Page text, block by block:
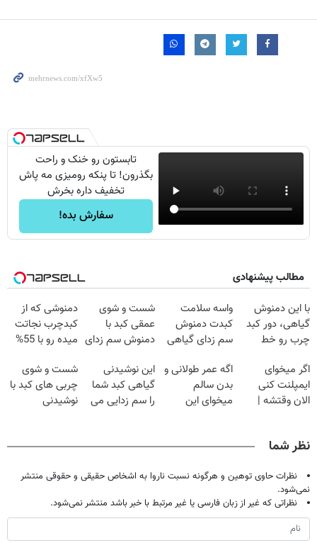
تابستون رو خنک و راحت
بگذرون! تا پنکه رومیزی مه پاش
تخفیف داره بخرش
سفارش بده!
مطالب پیشنهادی
با این دمنوش
گیاهی، دور کبد
چرب رو خط
واسه سلامت
کبدت دمنوش
سم زدای گیاهی
کن(55%
تخفیف)
شست و شوی
عمقی کبد با
دمنوش سم زدای
دمنوشی که از
کبدچرب نجاتت
میده رو با 55%
اگر میخوای
ایمپلنت کنی
الان وقتشه |
اگه عمر طولانی و
بدن سالم
میخوای این
این نوشیدنی
گیاهی کبد شما
را سم زدایی می
شست و شوی
چربی های کبد با
نوشیدنی
نظر شما
نظرات حاوی توهین و هرگونه نسبت ناروا به اشخاص حقیقی و حقوقی منتشر
نمی‌شود.
نظراتی که غیر از زبان فارسی یا غیر مرتبط با خبر باشد منتشر نمی‌شود.